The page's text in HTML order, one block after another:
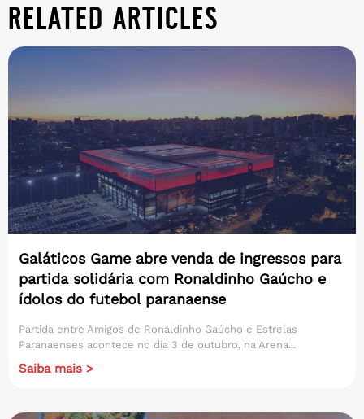
related articles
Galáticos Game abre venda de ingressos para
partida solidária com Ronaldinho Gaúcho e
ídolos do futebol paranaense
Partida entre Amigos de Ronaldinho Gaúcho e Estrelas
Paranaenses acontece no dia 3 de outubro, na Arena...
Saiba mais >